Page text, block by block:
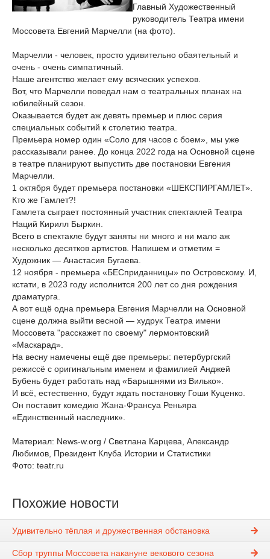
Главный Художественный
руководитель Театра имени
Моссовета Евгений Марчелли (на фото).
Марчелли - человек, просто удивительно обаятельный и
очень - очень симпатичный.
Наше агентство желает ему всяческих успехов.
Вот, что Марчелли поведал нам о театральных планах на
юбилейный сезон.
Оказывается будет аж девять премьер и плюс серия
специальных событий к столетию театра.
Премьера номер один «Соло для часов с боем», мы уже
рассказывали ранее. До конца 2022 года на Основной сцене
в театре планируют выпустить две постановки Евгения
Марчелли.
1 октября будет премьера постановки «ШЕКСПИРГАМЛЕТ».
Кто же Гамлет?!
Гамлета сыграет постоянный участник спектаклей Театра
Наций Кирилл Быркин.
Всего в спектакле будут заняты ни много и ни мало аж
несколько десятков артистов. Напишем и отметим =
Художник — Анастасия Бугаева.
12 ноября - премьера «БЕСприданницы» по Островскому. И,
кстати, в 2023 году исполнится 200 лет со дня рождения
драматурга.
А вот ещё одна премьера Евгения Марчелли на Основной
сцене должна выйти весной — худрук Театра имени
Моссовета "расскажет по своему" лермонтовский
«Маскарад».
На весну намечены ещё две премьеры: петербургский
режиссё с оригинальным именем и фамилией Анджей
Бубень будет работать над «Барышнями из Вилько».
И всё, естественно, будут ждать постановку Гоши Куценко.
Он поставит комедию Жана-Франсуа Реньяра
«Единственный наследник».
Материал: News-w.org / Светлана Карцева, Александр
Любимов, Президент Клуба Истории и Статистики
Фото: teatr.ru
Похожие новости
Удивительно тёплая и дружественная обстановка
Сбор труппы Моссовета накануне векового сезона